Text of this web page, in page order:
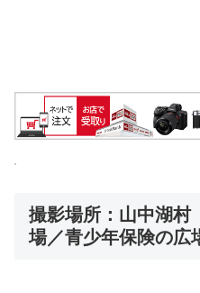
撮影場所：山中湖
場／青少年保険の広